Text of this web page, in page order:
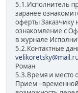
5.1.Исполнитель
заранее
оферты Заказчику
ознакомление с
в журнале
5.2.Контактные
velikoretsky@mail.ru
Роман
5.3.Время и место
Прием